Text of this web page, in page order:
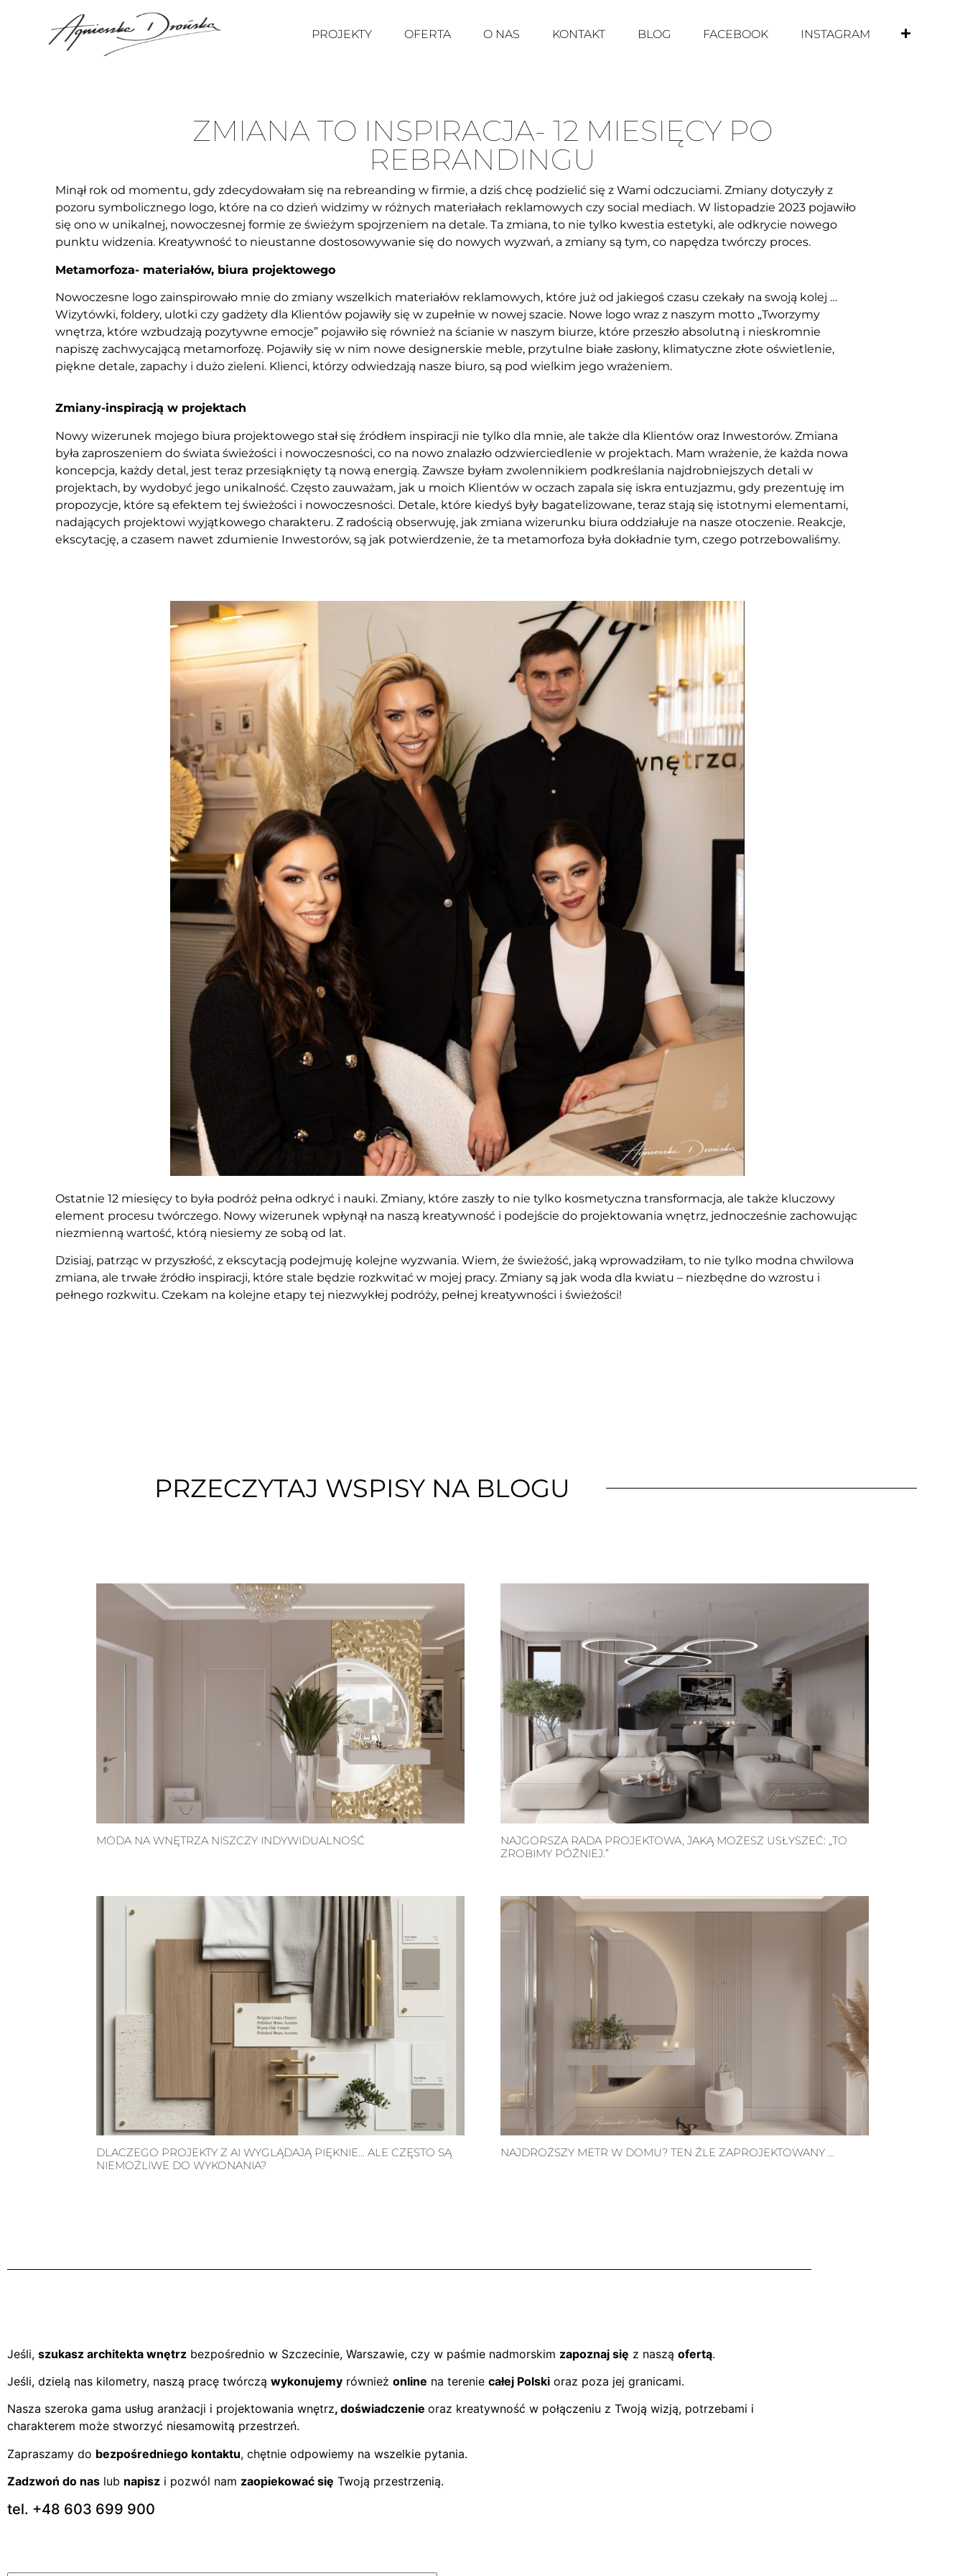
PROJEKTY OFERTA O NAS KONTAKT BLOG FACEBOOK INSTAGRAM
ZMIANA TO INSPIRACJA- 12 MIESIĘCY PO
REBRANDINGU
Minął rok od momentu, gdy zdecydowałam się na rebreanding w firmie, a dziś chcę podzielić się z Wami odczuciami. Zmiany dotyczyły z
pozoru symbolicznego logo, które na co dzień widzimy w różnych materiałach reklamowych czy social mediach. W listopadzie 2023 pojawiło
się ono w unikalnej, nowoczesnej formie ze świeżym spojrzeniem na detale. Ta zmiana, to nie tylko kwestia estetyki, ale odkrycie nowego
punktu widzenia. Kreatywność to nieustanne dostosowywanie się do nowych wyzwań, a zmiany są tym, co napędza twórczy proces.
Metamorfoza- materiałów, biura projektowego
Nowoczesne logo zainspirowało mnie do zmiany wszelkich materiałów reklamowych, które już od jakiegoś czasu czekały na swoją kolej …
Wizytówki, foldery, ulotki czy gadżety dla Klientów pojawiły się w zupełnie w nowej szacie. Nowe logo wraz z naszym motto „Tworzymy
wnętrza, które wzbudzają pozytywne emocje” pojawiło się również na ścianie w naszym biurze, które przeszło absolutną i nieskromnie
napiszę zachwycającą metamorfozę. Pojawiły się w nim nowe designerskie meble, przytulne białe zasłony, klimatyczne złote oświetlenie,
piękne detale, zapachy i dużo zieleni. Klienci, którzy odwiedzają nasze biuro, są pod wielkim jego wrażeniem.
Zmiany-inspiracją w projektach
Nowy wizerunek mojego biura projektowego stał się źródłem inspiracji nie tylko dla mnie, ale także dla Klientów oraz Inwestorów. Zmiana
była zaproszeniem do świata świeżości i nowoczesności, co na nowo znalazło odzwierciedlenie w projektach. Mam wrażenie, że każda nowa
koncepcja, każdy detal, jest teraz przesiąknięty tą nową energią. Zawsze byłam zwolennikiem podkreślania najdrobniejszych detali w
projektach, by wydobyć jego unikalność. Często zauważam, jak u moich Klientów w oczach zapala się iskra entuzjazmu, gdy prezentuję im
propozycje, które są efektem tej świeżości i nowoczesności. Detale, które kiedyś były bagatelizowane, teraz stają się istotnymi elementami,
nadających projektowi wyjątkowego charakteru. Z radością obserwuję, jak zmiana wizerunku biura oddziałuje na nasze otoczenie. Reakcje,
ekscytację, a czasem nawet zdumienie Inwestorów, są jak potwierdzenie, że ta metamorfoza była dokładnie tym, czego potrzebowaliśmy.
Ostatnie 12 miesięcy to była podróż pełna odkryć i nauki. Zmiany, które zaszły to nie tylko kosmetyczna transformacja, ale także kluczowy
element procesu twórczego. Nowy wizerunek wpłynął na naszą kreatywność i podejście do projektowania wnętrz, jednocześnie zachowując
niezmienną wartość, którą niesiemy ze sobą od lat.
Dzisiaj, patrząc w przyszłość, z ekscytacją podejmuję kolejne wyzwania. Wiem, że świeżość, jaką wprowadziłam, to nie tylko modna chwilowa
zmiana, ale trwałe źródło inspiracji, które stale będzie rozkwitać w mojej pracy. Zmiany są jak woda dla kwiatu – niezbędne do wzrostu i
pełnego rozkwitu. Czekam na kolejne etapy tej niezwykłej podróży, pełnej kreatywności i świeżości!
PRZECZYTAJ WSPISY NA BLOGU
MODA NA WNĘTRZA NISZCZY INDYWIDUALNOŚĆ
NAJGORSZA RADA PROJEKTOWA, JAKĄ MOŻESZ USŁYSZEĆ: „TO
ZROBIMY PÓŹNIEJ.”
DLACZEGO PROJEKTY Z AI WYGLĄDAJĄ PIĘKNIE… ALE CZĘSTO SĄ
NIEMOŻLIWE DO WYKONANIA?
NAJDROŻSZY METR W DOMU? TEN ŹLE ZAPROJEKTOWANY …
Jeśli, szukasz architekta wnętrz bezpośrednio w Szczecinie, Warszawie, czy w paśmie nadmorskim zapoznaj się z naszą ofertą.
Jeśli, dzielą nas kilometry, naszą pracę twórczą wykonujemy również online na terenie całej Polski oraz poza jej granicami.
Nasza szeroka gama usług aranżacji i projektowania wnętrz, doświadczenie oraz kreatywność w połączeniu z Twoją wizją, potrzebami i
charakterem może stworzyć niesamowitą przestrzeń.
Zapraszamy do bezpośredniego kontaktu, chętnie odpowiemy na wszelkie pytania.
Zadzwoń do nas lub napisz i pozwól nam zaopiekować się Twoją przestrzenią.
tel. +48 603 699 900